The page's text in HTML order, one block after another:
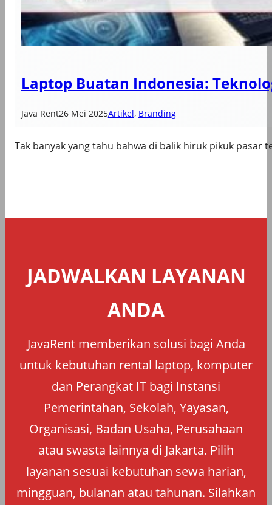
Laptop Buatan Indonesia:
Java Rent26 Mei 2025Artikel, Branding
Tak banyak yang tahu bahwa di balik hiruk pikuk
JADWALKAN LAYANAN
ANDA
JavaRent memberikan solusi bagi Anda
untuk kebutuhan rental laptop, komputer
dan Perangkat IT bagi Instansi
Pemerintahan, Sekolah, Yayasan,
Organisasi, Badan Usaha, Perusahaan
atau swasta lainnya di Jakarta. Pilih
layanan sesuai kebutuhan sewa harian,
mingguan, bulanan atau tahunan. Silahkan